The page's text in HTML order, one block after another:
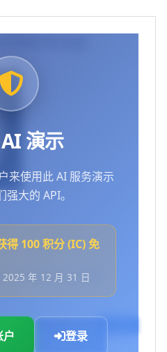
演示
来使用此 AI 服务演示
大的 API。
得 100 积分 (IC) 免
年 12 月 31 日
户 登录
orCreate an account
Copy